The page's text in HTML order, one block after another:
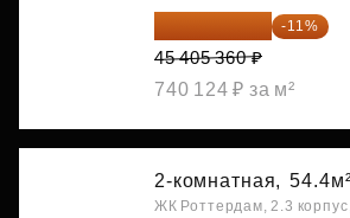
40 410 770 ₽ -11%
45 405 360 ₽
740 124 ₽ за м²
2-комнатная, 54.4м²
ЖК Роттердам, 2.3